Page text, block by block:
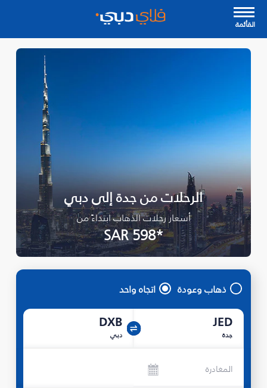
القأئمة
الرحلات من جدة إلى دبي
أسعار رحلات الذهاب ابتداءً من
*SAR 598
ذهاب وعودة اتجاه واحد
JED
جدة
DXB
دبي
المغادرة